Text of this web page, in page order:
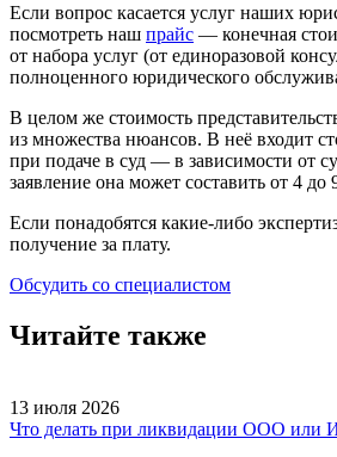
Если вопрос касается услуг наших
посмотреть наш прайс — конечная
от набора услуг (от единоразовой
полноценного юридического
В целом же стоимость
из множества нюансов. В неё входит
при подаче в суд — в зависимости от
заявление она может составить от 4 до
Если понадобятся какие-либо
получение за плату.
Обсудить со специалистом
Читайте также
13 июля 2026
Что делать при ликвидации ООО или